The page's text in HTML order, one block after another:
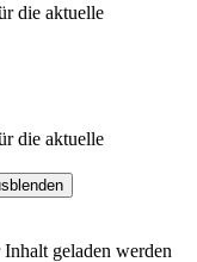
die aktuelle
die aktuelle
geladen werden